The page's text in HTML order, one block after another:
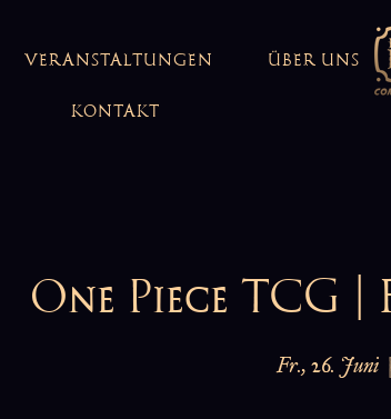
VERANSTALTUNGEN ÜBER UNS
KONTAKT
One Piece TCG
Fr., 26. Juni